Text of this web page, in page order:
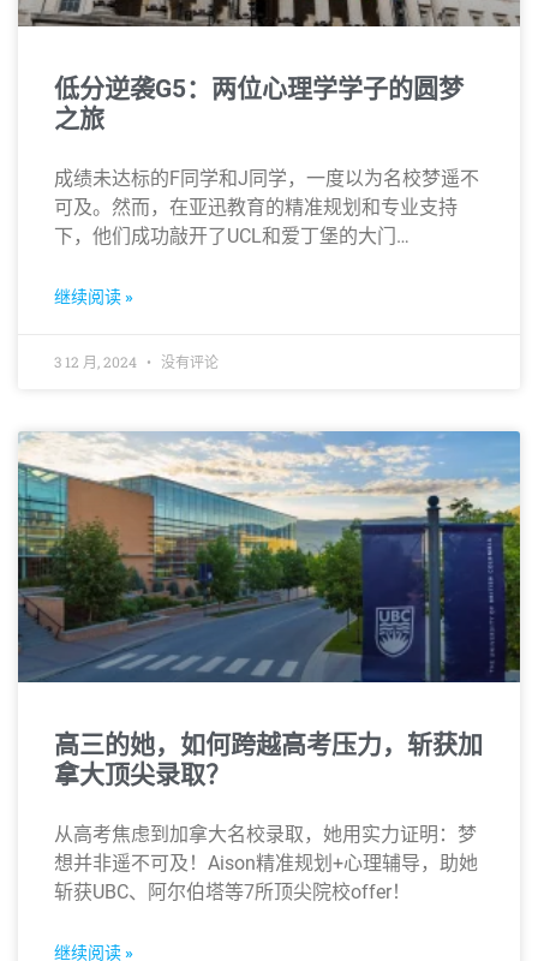
低分逆袭G5：两位心理学学子的圆梦
之旅
成绩未达标的F同学和J同学，一度以为名校梦遥不
可及。然而，在亚迅教育的精准规划和专业支持
下，他们成功敲开了UCL和爱丁堡的大门…
继续阅读 »
3 12 月, 2024 没有评论
高三的她，如何跨越高考压力，斩获加
拿大顶尖录取？
从高考焦虑到加拿大名校录取，她用实力证明：梦
想并非遥不可及！Aison精准规划+心理辅导，助她
斩获UBC、阿尔伯塔等7所顶尖院校offer！
继续阅读 »